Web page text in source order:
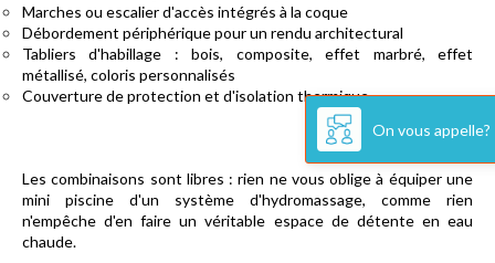
Marches ou escalier d'accès intégrés à la coque
Débordement périphérique pour un rendu architectural
Tabliers d'habillage : bois, composite, effet marbré, effet
métallisé, coloris personnalisés
Couverture de protection et d'isolation thermique
Les combinaisons sont libres : rien ne vous oblige à équiper une
mini piscine d'un système d'hydromassage, comme rien
n'empêche d'en faire un véritable espace de détente en eau
chaude.
On vous appelle?